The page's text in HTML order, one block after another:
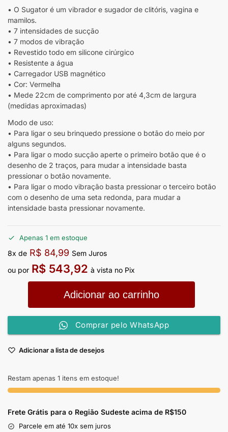
• O Sugator é um vibrador e sugador de clitóris, vagina e
mamilos.
• 7 intensidades de sucção
• 7 modos de vibração
• Revestido todo em silicone cirúrgico
• Resistente a água
• Carregador USB magnético
• Cor: Vermelha
• Mede 22cm de comprimento por até 4,3cm de largura
(medidas aproximadas)
Modo de uso:
• Para ligar o seu brinquedo pressione o botão do meio por
alguns segundos.
• Para ligar o modo sucção aperte o primeiro botão que é o
desenho de 2 traços, para mudar a intensidade basta
pressionar o botão novamente.
• Para ligar o modo vibração basta pressionar o terceiro botão
com o desenho de uma seta redonda, para mudar a
intensidade basta pressionar novamente.
Apenas 1 em estoque
8x de R$ 84,99 Sem Juros
ou por R$ 543,92 à vista no Pix
Adicionar ao carrinho
Comprar pelo WhatsApp
Adicionar a lista de desejos
Restam apenas 1 itens em estoque!
Frete Grátis para o Região Sudeste acima de R$150
Parcele em até 10x sem juros